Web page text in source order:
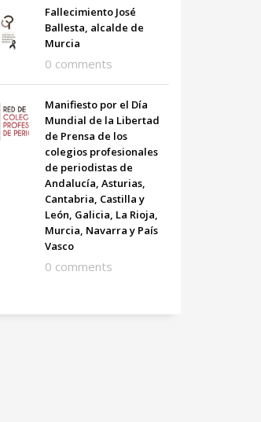
Fallecimiento José
Ballesta, alcalde de
Murcia
0 comments
Manifiesto por el Día
Mundial de la Libertad
de Prensa de los
colegios profesionales
de periodistas de
Andalucía, Asturias,
Cantabria, Castilla y
León, Galicia, La Rioja,
Murcia, Navarra y País
Vasco
0 comments